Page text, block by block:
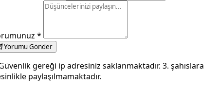
*
Yorumu Gönder
gereği ip adresiniz saklanmaktadır. 3. şahıslara
paylaşılmamaktadır.